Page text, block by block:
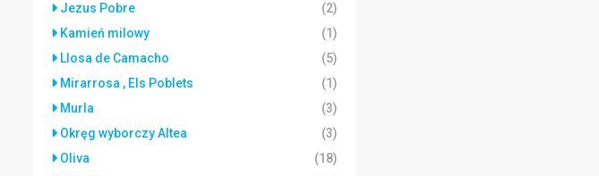
Jezus Pobre
(2)
Kamień milowy
(1)
Llosa de Camacho
(5)
Mirarrosa , Els Poblets
(1)
Murla
(3)
Okręg wyborczy Altea
(3)
Oliva
(18)